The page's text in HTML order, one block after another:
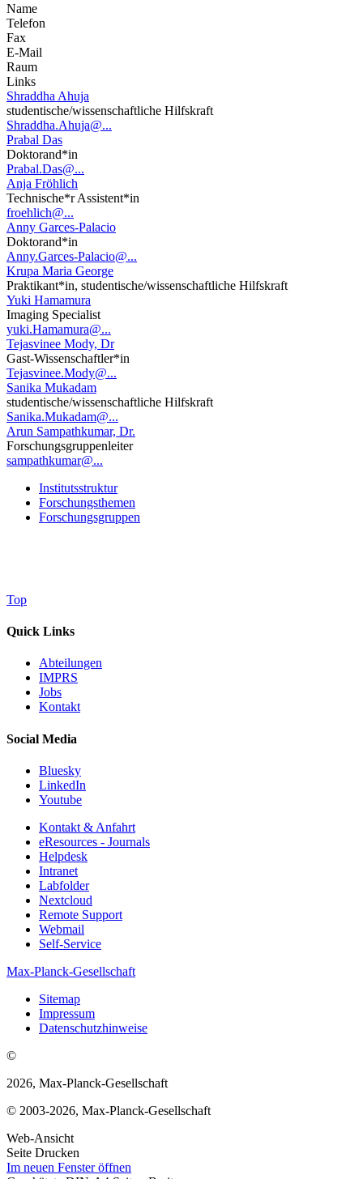
Name
Telefon
Fax
E-Mail
Raum
Links
Shraddha Ahuja
studentische/wissenschaftliche Hilfskraft
Shraddha.Ahuja@...
Prabal Das
Doktorand*in
Prabal.Das@...
Anja Fröhlich
Technische*r Assistent*in
froehlich@...
Anny Garces-Palacio
Doktorand*in
Anny.Garces-Palacio@...
Krupa Maria George
Praktikant*in, studentische/wissenschaftliche Hilfskraft
Yuki Hamamura
Imaging Specialist
yuki.Hamamura@...
Tejasvinee Mody, Dr
Gast-Wissenschaftler*in
Tejasvinee.Mody@...
Sanika Mukadam
studentische/wissenschaftliche Hilfskraft
Sanika.Mukadam@...
Arun Sampathkumar, Dr.
Forschungsgruppenleiter
sampathkumar@...
Institutsstruktur
Forschungsthemen
Forschungsgruppen
Top
Quick Links
Abteilungen
IMPRS
Jobs
Kontakt
Social Media
Bluesky
LinkedIn
Youtube
Kontakt & Anfahrt
eResources - Journals
Helpdesk
Intranet
Labfolder
Nextcloud
Remote Support
Webmail
Self-Service
Max-Planck-Gesellschaft
Sitemap
Impressum
Datenschutzhinweise
©
2026, Max-Planck-Gesellschaft
© 2003-2026, Max-Planck-Gesellschaft
Web-Ansicht
Seite Drucken
Im neuen Fenster öffnen